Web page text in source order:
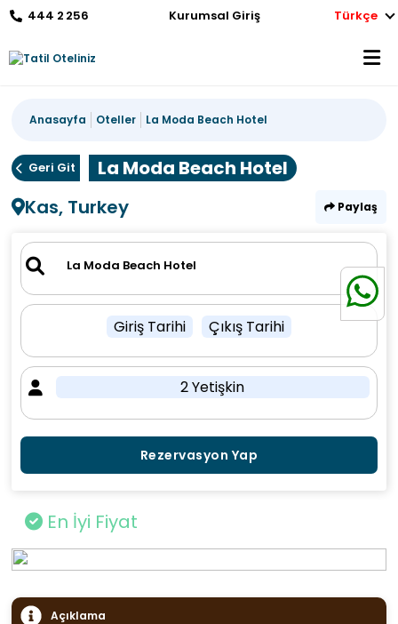
444 2 256 Kurumsal Giriş Türkçe
Anasayfa Oteller La Moda Beach Hotel
Geri Git
La Moda Beach Hotel
Kas, Turkey
Paylaş
Giriş Tarihi Çıkış Tarihi
2 Yetişkin
Rezervasyon Yap
En İyi Fiyat
Açıklama